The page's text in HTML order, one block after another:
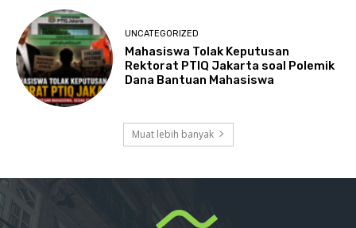
UNCATEGORIZED
Mahasiswa Tolak Keputusan
Rektorat PTIQ Jakarta soal Polemik
Dana Bantuan Mahasiswa
Muat lebih banyak